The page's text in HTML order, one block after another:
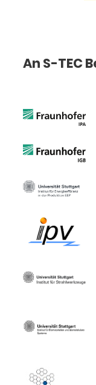
An S-TEC